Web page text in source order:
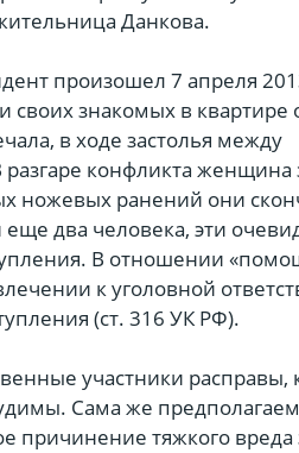
Данкова.
произошел 7 апреля
знакомых в квартире
в ходе застолья между
конфликта женщина
ножевых ранений они
еще два человека, эти
В отношении
к уголовной
(ст. 316 УК РФ).
участники расправы,
Сама же
причинение тяжкого